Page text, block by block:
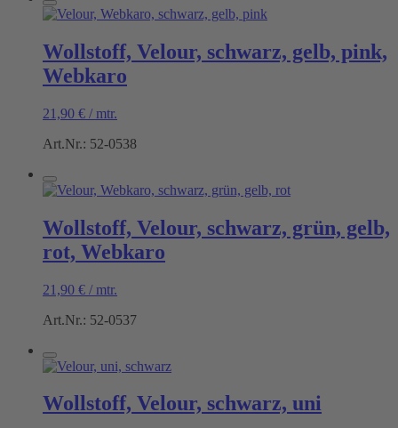
Wollstoff, Velour, schwarz, gelb, pink,
Webkaro
21,90 € / mtr.
Art.Nr.: 52-0538
Wollstoff, Velour, schwarz, grün, gelb,
rot, Webkaro
21,90 € / mtr.
Art.Nr.: 52-0537
Wollstoff, Velour, schwarz, uni